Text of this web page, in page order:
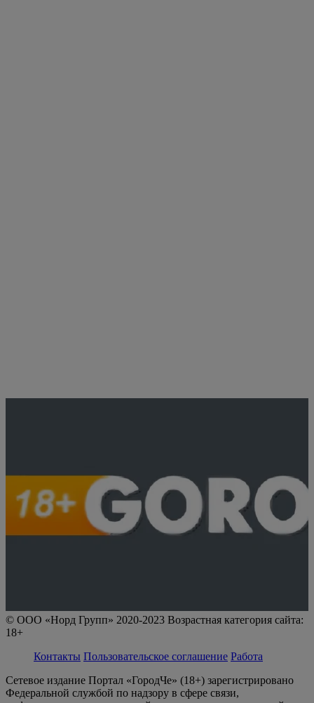
© ООО «Норд Групп» 2020-2023 Возрастная категория сайта:
18+
Контакты Пользовательское соглашение Работа
Сетевое издание Портал «ГородЧе» (18+) зарегистрировано
Федеральной службой по надзору в сфере связи,